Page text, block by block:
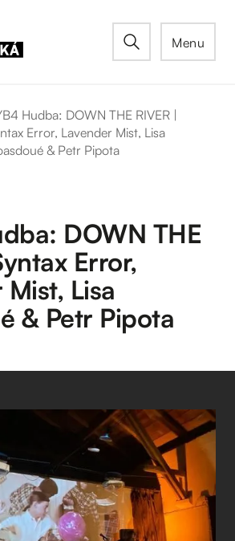
Menu
Hudba: DOWN THE RIVER |
Error, Lavender Mist, Lisa
& Petr Pipota
DOWN THE
Error,
Lisa
& Petr Pipota